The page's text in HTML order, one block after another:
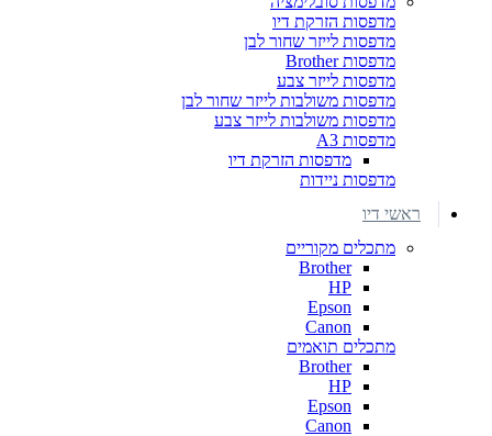
מדפסות הזרקת דיו
מדפסות לייזר שחור לבן
מדפסות Brother
מדפסות לייזר צבע
מדפסות משולבות לייזר שחור לבן
מדפסות משולבות לייזר צבע
מדפסות A3
מדפסות הזרקת דיו
מדפסות ניידות
ראשי דיו
מתכלים מקוריים
Brother
HP
Epson
Canon
מתכלים תואמים
Brother
HP
Epson
Canon